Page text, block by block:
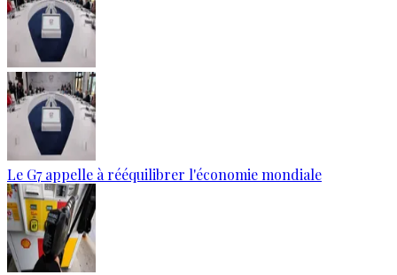
Le G7 appelle à rééquilibrer l'économie mondiale